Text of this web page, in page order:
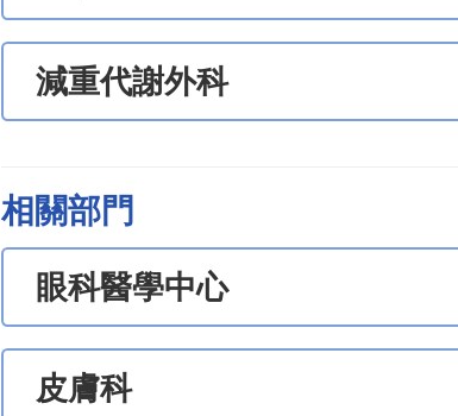
減重代謝外科
相關部門
眼科醫學中心
皮膚科